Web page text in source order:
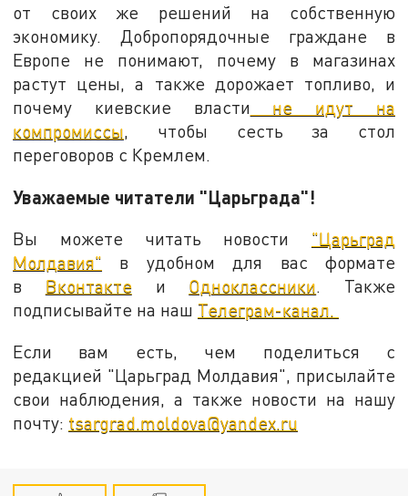
от своих же решений на собственную
экономику. Добропорядочные граждане в
Европе не понимают, почему в магазинах
растут цены, а также дорожает топливо, и
почему киевские власти не идут на
компромиссы, чтобы сесть за стол
переговоров с Кремлем.
Уважаемые читатели "Царьграда"!
Вы можете читать новости "Царьград
Молдавия" в удобном для вас формате
в Вконтактеи Одноклассники. Также
подписывайте на наш Телеграм-канал.
Если вам есть, чем поделиться с
редакцией "Царьград Молдавия", присылайте
свои наблюдения, а также новости на нашу
почту: tsargrad.moldova@yandex.ru